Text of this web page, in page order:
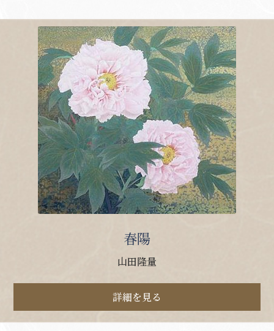
春陽
山田隆量
詳細を見る